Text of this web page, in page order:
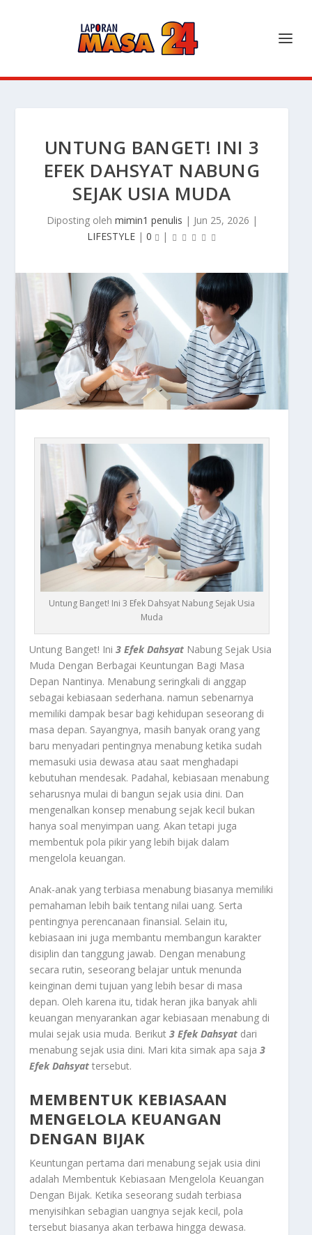
UNTUNG BANGET! INI 3
EFEK DAHSYAT NABUNG
SEJAK USIA MUDA
Diposting oleh mimin1 penulis | Jun 25, 2026 |
LIFESTYLE | 0 |
Untung Banget! Ini 3 Efek Dahsyat Nabung Sejak Usia
Muda
Untung Banget! Ini3 Efek Dahsyat Nabung Sejak Usia
Muda Dengan Berbagai Keuntungan Bagi Masa
Depan Nantinya. Menabung seringkali di anggap
sebagai kebiasaan sederhana. namun sebenarnya
memiliki dampak besar bagi kehidupan seseorang di
masa depan. Sayangnya, masih banyak orang yang
baru menyadari pentingnya menabung ketika sudah
memasuki usia dewasa atau saat menghadapi
kebutuhan mendesak. Padahal, kebiasaan menabung
seharusnya mulai di bangun sejak usia dini. Dan
mengenalkan konsep menabung sejak kecil bukan
hanya soal menyimpan uang. Akan tetapi juga
membentuk pola pikir yang lebih bijak dalam
mengelola keuangan.
Anak-anak yang terbiasa menabung biasanya memiliki
pemahaman lebih baik tentang nilai uang. Serta
pentingnya perencanaan finansial. Selain itu,
kebiasaan ini juga membantu membangun karakter
disiplin dan tanggung jawab. Dengan menabung
secara rutin, seseorang belajar untuk menunda
keinginan demi tujuan yang lebih besar di masa
depan. Oleh karena itu, tidak heran jika banyak ahli
keuangan menyarankan agar kebiasaan menabung di
mulai sejak usia muda. Berikut3 Efek Dahsyat dari
menabung sejak usia dini. Mari kita simak apa saja3
Efek Dahsyat tersebut.
MEMBENTUK KEBIASAAN
MENGELOLA KEUANGAN
DENGAN BIJAK
Keuntungan pertama dari menabung sejak usia dini
adalah Membentuk Kebiasaan Mengelola Keuangan
Dengan Bijak. Ketika seseorang sudah terbiasa
menyisihkan sebagian uangnya sejak kecil, pola
tersebut biasanya akan terbawa hingga dewasa.